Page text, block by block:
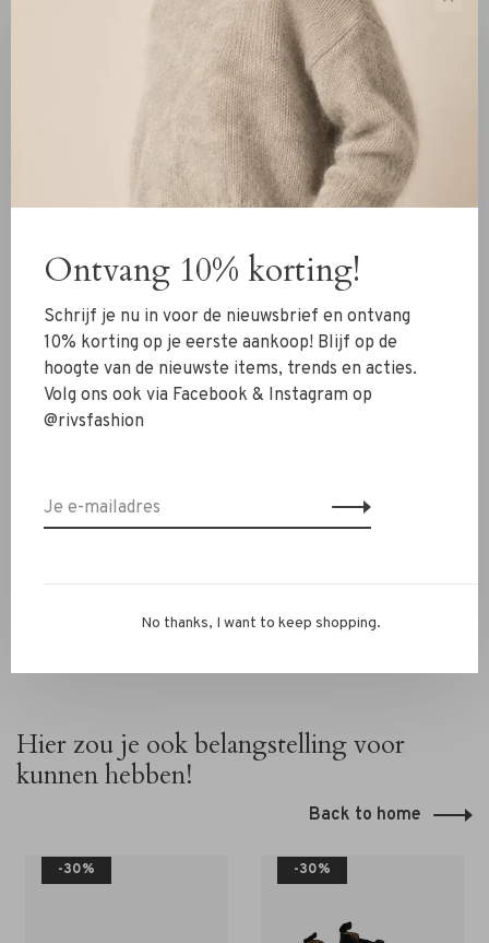
jurken. Deze klassieke enkellaars is vervaardigd van
boterzacht velours suède in een warme cognackleur en is
voorzien van elastische inzetten aan beide zijden. De lage
blokhak van 2 cm zorgt voor stabiliteit én comfort.
De laars is flexibel genaaid voor een natuurlijke pasvorm
en heeft een leren zool met een rubberen inleg voor
extra grip. Door het tijdloze ontwerp en de hoogwaardige
seizoen.
✔ Gemaakt van boterzacht velours suède
✔ Comfortabele elastische inzetten
✔ Lage blokhak van 2 cm
✔ Flexibele constructie en fijne pasvorm
✔ Leren zool met rubberen inleg voor grip
info@rivs.nlof bel 072-7210960. Je bent ook welkom in
Hier zou je ook belangstelling voor
kunnen hebben!
Back to home
-30% -30%
Ontvang 10% korting!
Schrijf je nu in voor de nieuwsbrief en ontvang
10% korting op je eerste aankoop! Blijf op de
hoogte van de nieuwste items, trends en acties.
Volg ons ook via Facebook & Instagram op
@rivsfashion
No thanks, I want to keep shopping.